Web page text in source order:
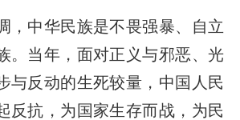
中华民族是不畏强暴、自立
。当年，面对正义与邪恶、光
与反动的生死较量，中国人民
反抗，为国家生存而战，为民